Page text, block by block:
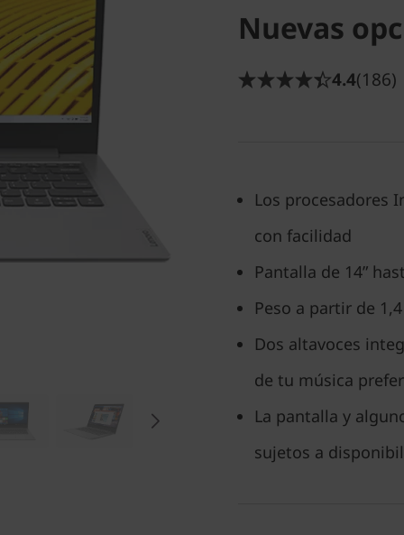
Nuevas
4.4(186)
Los procesadores
con facilidad
Pantalla de 14”
Peso a partir de
Dos altavoces
de tu música
La pantalla y
sujetos a